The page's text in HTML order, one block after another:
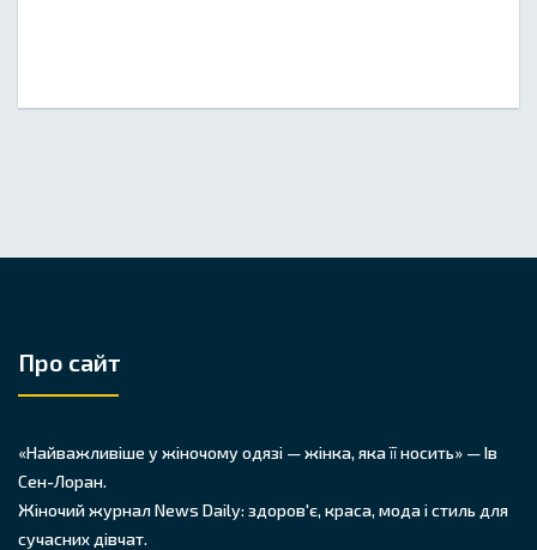
Про сайт
«Найважливіше у жіночому одязі — жінка, яка її носить» — Ів
Сен-Лоран.
Жіночий журнал News Daily: здоров'є, краса, мода і стиль для
сучасних дівчат.